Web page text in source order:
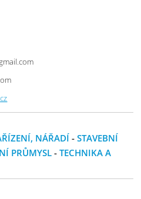
NÁŘADÍ -STAVEBNÍ
PRŮMYSL -TECHNIKA A